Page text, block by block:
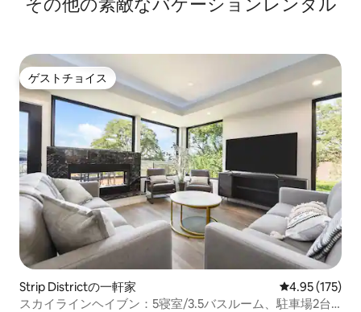
ゲストチョイス
ゲストチョイス
Strip Districtの一軒家 レビュー175
4.95 (175)
スカイラインヘイブン：5寝室/3.5バスルーム、駐車場2台